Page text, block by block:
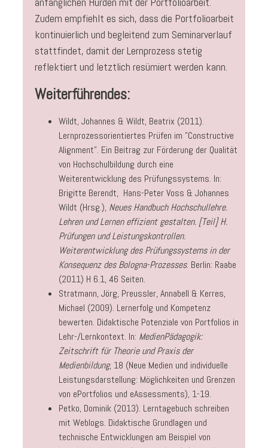
Zudem empfiehlt es sich, dass die Portfolioarbeit
kontinuierlich und begleitend zum Seminarverlauf
stattfindet, damit der Lernprozess stetig
reflektiert und letztlich resümiert werden kann.
Weiterführendes:
Wildt, Johannes & Wildt, Beatrix (2011).
Lernprozessorientiertes Prüfen im "Constructive
Alignment". Ein Beitrag zur Förderung der Qualität
von Hochschulbildung durch eine
Weiterentwicklung des Prüfungssystems. In:
Brigitte Berendt, Hans-Peter Voss & Johannes
Wildt (Hrsg.), Neues Handbuch Hochschullehre.
Lehren und Lernen effizient gestalten. [Teil] H.
Prüfungen und Leistungskontrollen.
Weiterentwicklung des Prüfungssystems in der
Konsequenz des Bologna-Prozesses. Berlin: Raabe
(2011) H 6.1, 46 Seiten.
Stratmann, Jörg, Preussler, Annabell & Kerres,
Michael (2009). Lernerfolg und Kompetenz
bewerten. Didaktische Potenziale von Portfolios in
Lehr-/Lernkontext. In: MedienPädagogik:
Zeitschrift für Theorie und Praxis der
Medienbildung, 18 (Neue Medien und individuelle
Leistungsdarstellung: Möglichkeiten und Grenzen
von ePortfolios und eAssessments), 1-19.
Petko, Dominik (2013). Lerntagebuch schreiben
mit Weblogs. Didaktische Grundlagen und
technische Entwicklungen am Beispiel von